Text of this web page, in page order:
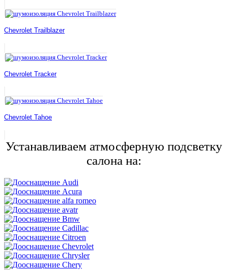
Chevrolet Trailblazer
Chevrolet Tracker
Chevrolet Tahoe
Устанавливаем атмосферную подсветку
салона на: